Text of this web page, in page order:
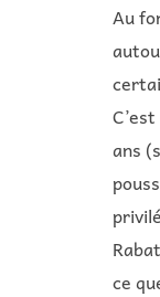
Au
ans
ce